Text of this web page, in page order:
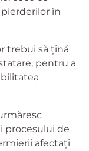
în
trebui să țină
pentru a
procesului de
afectați